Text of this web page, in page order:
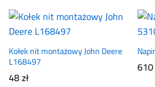
Kołek nit montażowy John Deere
L168497
48zł
610